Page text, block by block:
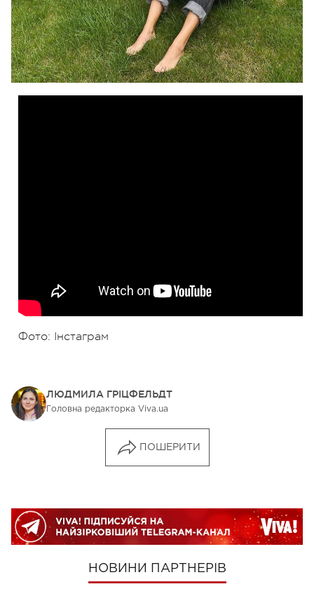
Фото: Інстаграм
ЛЮДМИЛА ГРІЦФЕЛЬДТ
Головна редакторка Viva.ua
ПОШЕРИТИ
НОВИНИ ПАРТНЕРІВ